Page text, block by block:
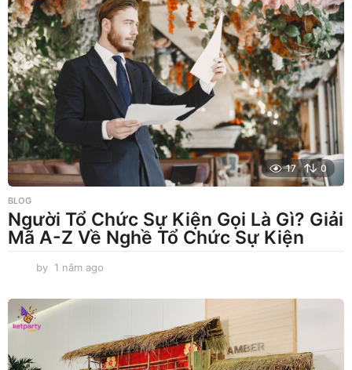
g
o
17 0
BLOG
Người Tổ Chức Sự Kiện Gọi Là Gì? Giải
Mã A-Z Về Nghề Tổ Chức Sự Kiện
by 1 năm ago
ă
g
o